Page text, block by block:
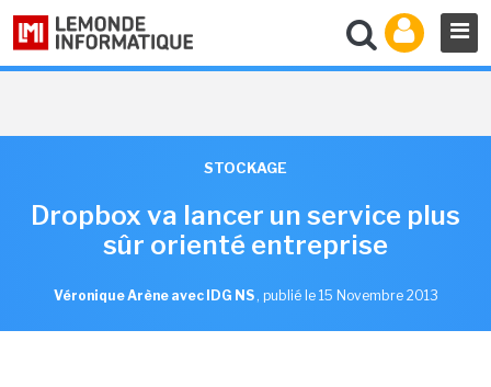
STOCKAGE
Dropbox va lancer un service plus
sûr orienté entreprise
Véronique Arène avec IDG NS , publié le 15 Novembre 2013